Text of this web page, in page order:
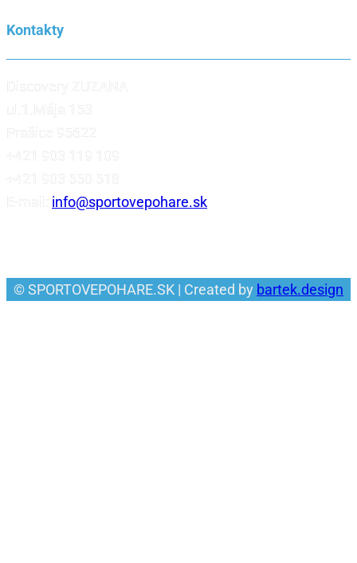
Kontakty
info@sportovepohare.sk
© SPORTOVEPOHARE.SK | Created by bartek.design